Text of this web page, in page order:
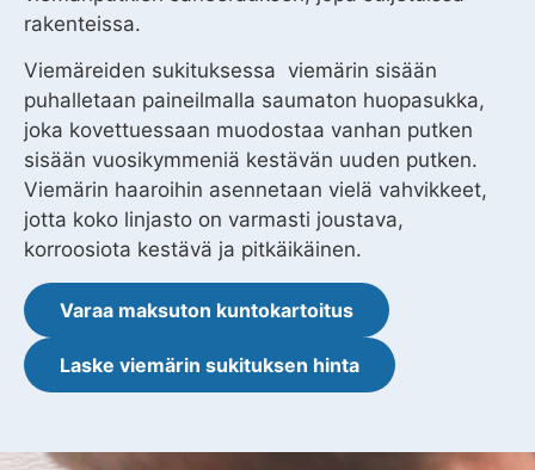
rakenteissa.
Viemäreiden sukituksessa viemärin sisään
puhalletaan paineilmalla saumaton huopasukka,
joka kovettuessaan muodostaa vanhan putken
sisään vuosikymmeniä kestävän uuden putken.
Viemärin haaroihin asennetaan vielä vahvikkeet,
jotta koko linjasto on varmasti joustava,
korroosiota kestävä ja pitkäikäinen.
Varaa maksuton kuntokartoitus
Laske viemärin sukituksen hinta